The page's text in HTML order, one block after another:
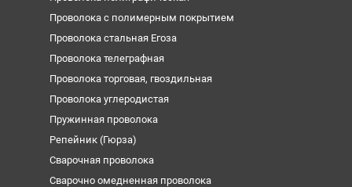
Проволока с полимерным покрытием
Проволока стальная Егоза
Проволока телеграфная
Проволока торговая, гвоздильная
Проволока углеродистая
Пружинная проволока
Репейник (Гюрза)
Сварочная проволока
Сварочно омедненная проволока